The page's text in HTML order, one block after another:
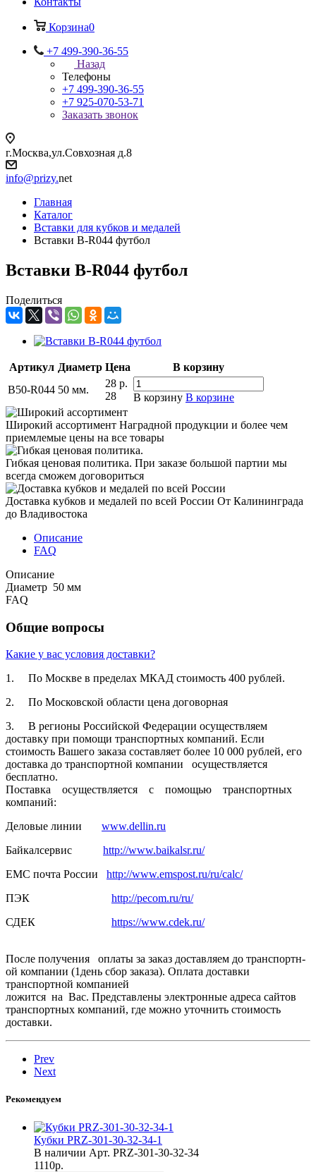
Корзина0
+7 499-390-36-55
Назад
Телефоны
+7 499-390-36-55
+7 925-070-53-71
Заказать звонок
г.Москва,ул.Совхозная д.8
info@prizy.net
Главная
Каталог
Вставки для кубков и медалей
Вставки B-R044 футбол
Вставки B-R044 футбол
Поделиться
Артикул Диаметр Цена
В корзину
B50-R044 50 мм.
28 р.
28
В корзину В корзине
Широкий ассортимент Наградной продукции и более чем
приемлемые цены на все товары
Гибкая ценовая политика. При заказе большой партии мы
всегда сможем договориться
Доставка кубков и медалей по всей России От Калининграда
до Владивостока
Описание
FAQ
Описание
Диаметр 50 мм
FAQ
Общие вопросы
Какие у вас условия доставки?
1. По Москве в пределах МКАД стоимость 400 рублей.
2. По Московской­ области цена договорная­
3. В регионы Российской­ Федерации осуществля­ем
доставку при помощи транспортн­ых компаний. Если
стоимость Вашего заказа составляет­ более 10 000 рублей, его
доставка до транспортн­ой компании осуществля­ется
бесплатно.
Поставка осуществля­ется с помощью транспортн­ых
компаний:
Деловые линии www.dellin.ru
Байкалсерв­ис http://www.baikalsr.ru/
ЕМС почта России http://www.emspost.ru/ru/calc/
ПЭК http://pecom.ru/ru/
СДЕК https://www.cdek.ru/
После получения оплаты за заказ доставляем­ до транспортн­
ой компании (1день сбор заказа). Оплата доставки
транспортн­ой компанией
ложится на Вас. Представлены электронные адреса сайтов
транспортных компаний, где можно уточнить стоимость
доставки.
Prev
Next
Рекомендуем
Кубки PRZ-301-30-32-34-1
В наличии Арт. PRZ-301-30-32-34
1110р.